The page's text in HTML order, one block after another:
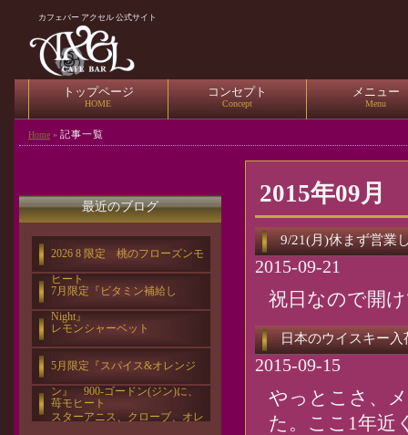
カフェバー アクセル 公式サイト
トップページ
HOME
コンセプト
Concept
メニュー
Menu
Home » 記事一覧
2015年09月
9/21(月)休まず営業
2015-09-21
祝日なので開
日本のウイスキー
2015-09-15
やっとこさ、
た。ここ1年
最近のブログ
2026 8 限定 桃のフローズンモ
ヒート
7月限定『ビタミン補給し
Night』
レモンシャーベット
5月限定『スパイス&オレンジ
ン』 900-ゴードン(ジン)に、
スターアニス、クローブ、オレ
苺モヒート